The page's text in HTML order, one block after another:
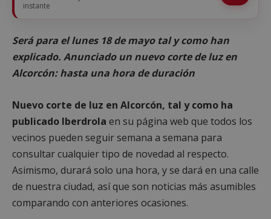
instante
Será para el lunes 18 de mayo tal y como han
explicado. Anunciado un nuevo corte de luz en
Alcorcón: hasta una hora de duración
Nuevo corte de luz en Alcorcón, tal y como ha
publicado Iberdrola en su página web que todos los
vecinos pueden seguir semana a semana para
consultar cualquier tipo de novedad al respecto.
Asimismo, durará solo una hora, y se dará en una calle
de nuestra ciudad, así que son noticias más asumibles
comparando con anteriores ocasiones.